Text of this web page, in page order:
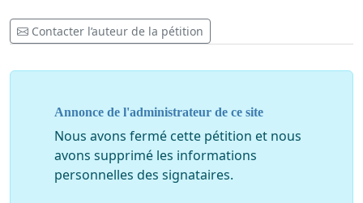
Contacter l’auteur de la pétition
Annonce de l'administrateur de ce site
Nous avons fermé cette pétition et nous
avons supprimé les informations
personnelles des signataires.